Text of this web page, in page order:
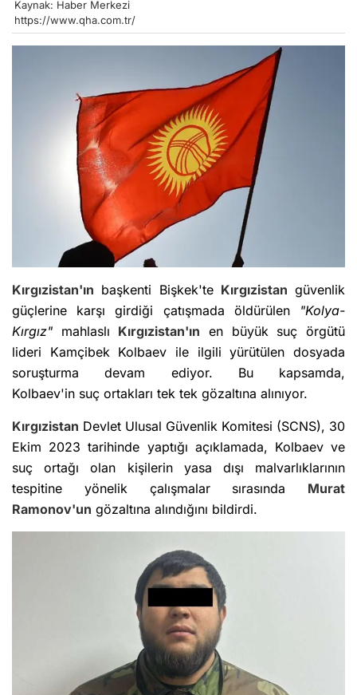
Kaynak: Haber Merkezi
https://www.qha.com.tr/
Kırgızistan'ın başkenti Bişkek'te Kırgızistan güvenlik
güçlerine karşı girdiği çatışmada öldürülen "Kolya-
Kırgız" mahlaslı Kırgızistan'ın en büyük suç örgütü
lideri Kamçibek Kolbaev ile ilgili yürütülen dosyada
soruşturma devam ediyor. Bu kapsamda,
Kolbaev'in suç ortakları tek tek gözaltına alınıyor.
Kırgızistan Devlet Ulusal Güvenlik Komitesi (SCNS), 30
Ekim 2023 tarihinde yaptığı açıklamada, Kolbaev ve
suç ortağı olan kişilerin yasa dışı malvarlıklarının
tespitine yönelik çalışmalar sırasında Murat
Ramonov'un gözaltına alındığını bildirdi.